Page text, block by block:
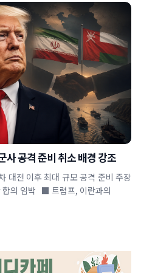
공격 준비 취소 배경 강조
대전 이후 최대 규모 공격 준비 주장
합의 임박 ■ 트럼프, 이란과의